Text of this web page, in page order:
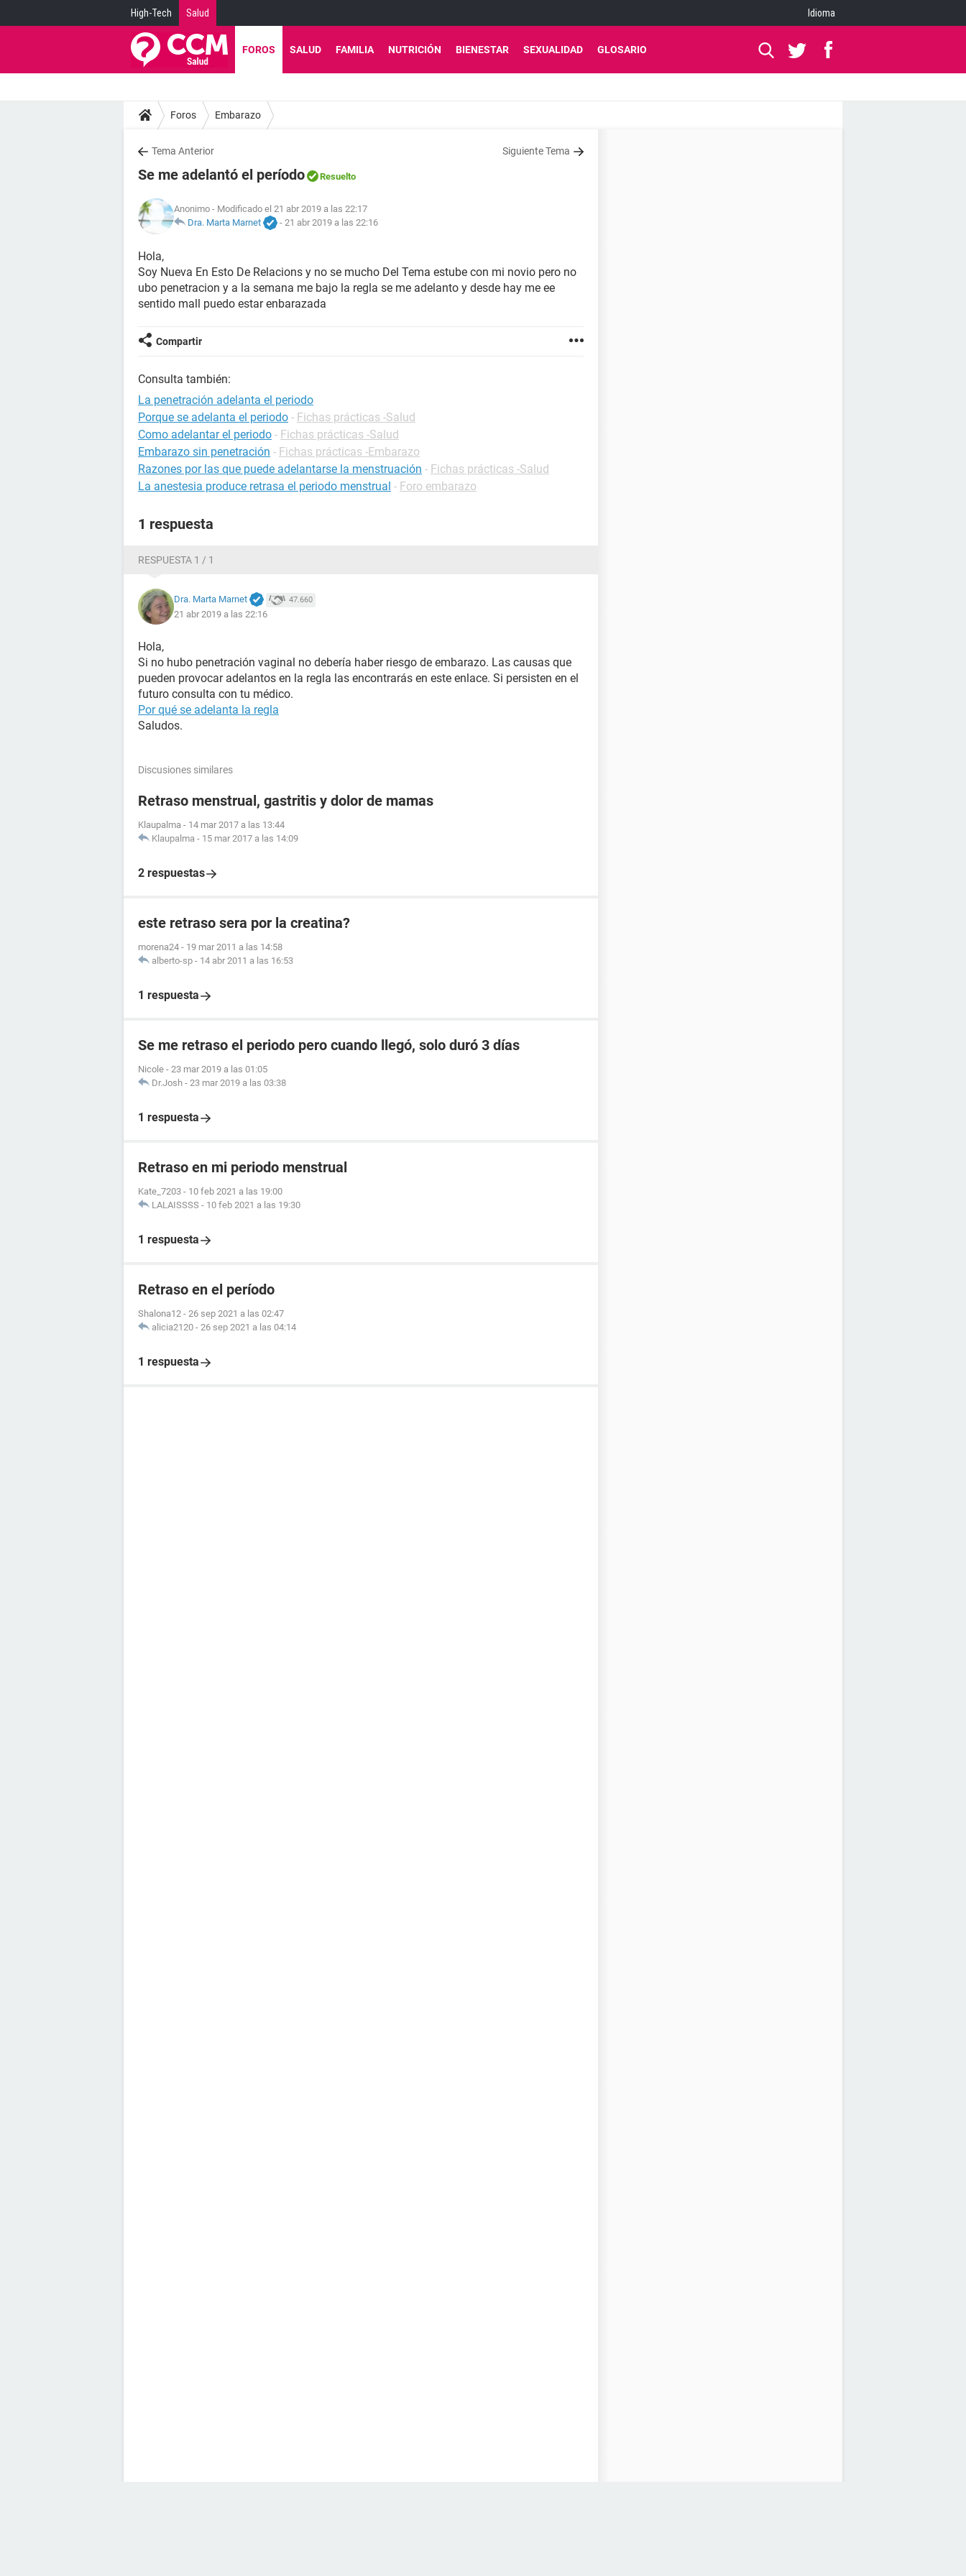
High-Tech Salud Idioma
FOROS SALUD FAMILIA NUTRICIÓN BIENESTAR SEXUALIDAD GLOSARIO
Foros Embarazo
Tema Anterior Siguiente Tema
Se me adelantó el período Resuelto
Anonimo - Modificado el 21 abr 2019 a las 22:17
Dra. Marta Marnet
- 21 abr 2019 a las 22:16
Hola,
Soy Nueva En Esto De Relacions y no se mucho Del Tema estube con mi novio pero no
ubo penetracion y a la semana me bajo la regla se me adelanto y desde hay me ee
sentido mall puedo estar enbarazada
Compartir
Consulta también:
La penetración adelanta el periodo
Porque se adelanta el periodo - Fichas prácticas -Salud
Como adelantar el periodo - Fichas prácticas -Salud
Embarazo sin penetración - Fichas prácticas -Embarazo
Razones por las que puede adelantarse la menstruación - Fichas prácticas -Salud
La anestesia produce retrasa el periodo menstrual - Foro embarazo
1 respuesta
RESPUESTA 1 / 1
Dra. Marta Marnet 47.660
21 abr 2019 a las 22:16
Hola,
Si no hubo penetración vaginal no debería haber riesgo de embarazo. Las causas que
pueden provocar adelantos en la regla las encontrarás en este enlace. Si persisten en el
futuro consulta con tu médico.
Por qué se adelanta la regla
Saludos.
Discusiones similares
Retraso menstrual, gastritis y dolor de mamas
Klaupalma - 14 mar 2017 a las 13:44
Klaupalma - 15 mar 2017 a las 14:09
2 respuestas
este retraso sera por la creatina?
morena24 - 19 mar 2011 a las 14:58
alberto-sp - 14 abr 2011 a las 16:53
1 respuesta
Se me retraso el periodo pero cuando llegó, solo duró 3 días
Nicole - 23 mar 2019 a las 01:05
Dr.Josh - 23 mar 2019 a las 03:38
1 respuesta
Retraso en mi periodo menstrual
Kate_7203 - 10 feb 2021 a las 19:00
LALAISSSS - 10 feb 2021 a las 19:30
1 respuesta
Retraso en el período
Shalona12 - 26 sep 2021 a las 02:47
alicia2120 - 26 sep 2021 a las 04:14
1 respuesta